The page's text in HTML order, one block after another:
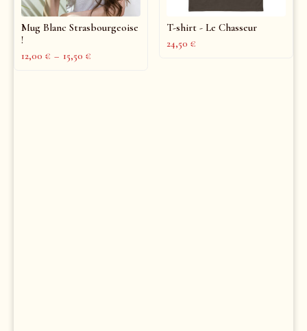
Mug Blanc Strasbourgeoise
!
12,00 € – 15,50 €
T-shirt - Le Chasseur
24,50 €